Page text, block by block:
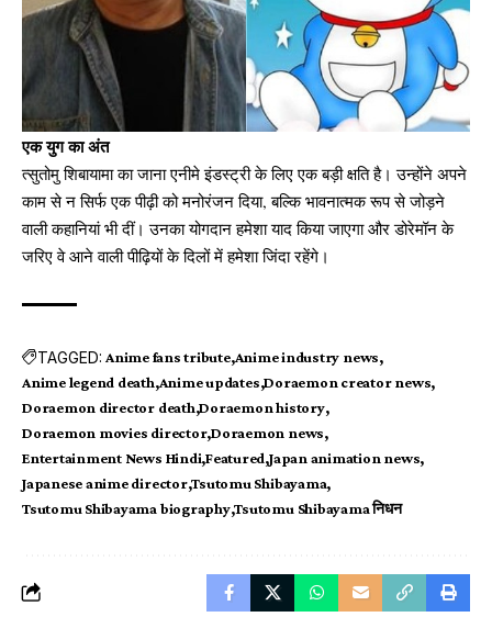
एक युग का अंत
त्सुतोमु शिबायामा का जाना एनीमे इंडस्ट्री के लिए एक बड़ी क्षति है। उन्होंने अपने
काम से न सिर्फ एक पीढ़ी को मनोरंजन दिया, बल्कि भावनात्मक रूप से जोड़ने
वाली कहानियां भी दीं। उनका योगदान हमेशा याद किया जाएगा और डोरेमॉन के
जरिए वे आने वाली पीढ़ियों के दिलों में हमेशा जिंदा रहेंगे।
TAGGED: Anime fans tribute Anime industry news
Anime legend death Anime updates Doraemon creator news
Doraemon director death Doraemon history
Doraemon movies director Doraemon news
Entertainment News Hindi Featured Japan animation news
Japanese anime director Tsutomu Shibayama
Tsutomu Shibayama biography Tsutomu Shibayama निधन